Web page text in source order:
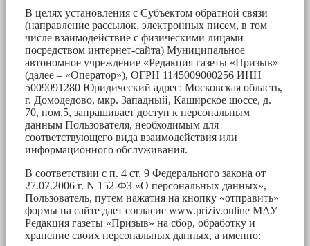
В целях установления с Субъектом обратной связи
(направление рассылок, электронных писем, в том
числе взаимодействие с физическими лицами
посредством интернет-сайта) Муниципальное
автономное учреждение «Редакция газеты «Призыв»
(далее – «Оператор»), ОГРН 1145009000256 ИНН
5009091280 Юридический адрес: Московская область,
г. Домодедово, мкр. Западный, Каширское шоссе, д.
70, пом.5, запрашивает доступ к персональным
данным Пользователя, необходимым для
соответствующего вида взаимодействия или
информационного обслуживания.
В соответствии с п. 4 ст. 9 Федерального закона от
27.07.2006 г. N 152-ФЗ «О персональных данных»,
Пользователь, путем нажатия на кнопку «отправить»
формы на сайте дает согласие www.priziv.online МАУ
Редакция газеты «Призыв» на сбор, обработку и
хранение своих персональных данных, а именно: